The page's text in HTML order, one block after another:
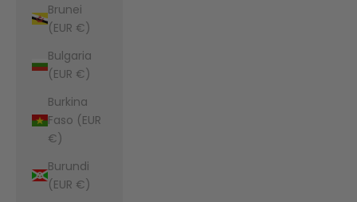
Brunei
(EUR €)
Bulgaria
(EUR €)
Burkina
Faso (EUR
€)
Burundi
(EUR €)